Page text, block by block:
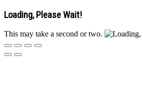
Loading, Please Wait!
This may take a second or two.